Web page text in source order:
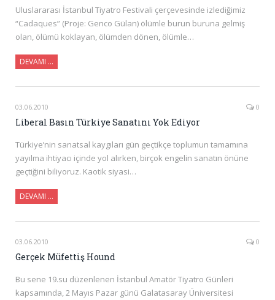
Uluslararası İstanbul Tiyatro Festivali çerçevesinde izlediğimiz
“Cadaques” (Proje: Genco Gülan) ölümle burun buruna gelmiş
olan, ölümü koklayan, ölümden dönen, ölümle…
DEVAMI …
03.06.2010 0
Liberal Basın Türkiye Sanatını Yok Ediyor
Türkiye’nin sanatsal kaygıları gün geçtikçe toplumun tamamına
yayılma ihtiyacı içinde yol alırken, birçok engelin sanatın önüne
geçtiğini biliyoruz. Kaotik siyasi…
DEVAMI …
03.06.2010 0
Gerçek Müfettiş Hound
Bu sene 19.su düzenlenen İstanbul Amatör Tiyatro Günleri
kapsamında, 2 Mayıs Pazar günü Galatasaray Üniversitesi